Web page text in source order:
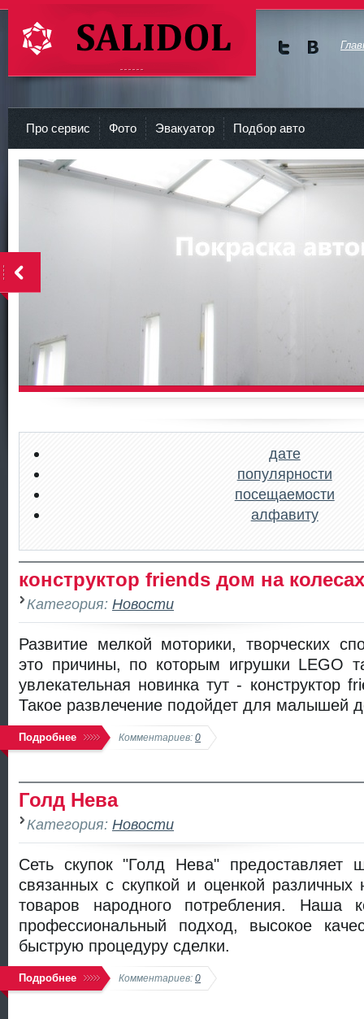
СТО Салидол | salidol в СПб и ЛО
Про сервис Фото Эвакуатор Подбор авто
дате
популярности
посещаемости
алфавиту
конструктор friends дом на колесах
Категория: Новости
Развитие мелкой моторики, творческих
это причины, по которым игрушки LEGO
увлекательная новинка тут - конструктор
Такое развлечение подойдет для малышей
Подробнее Комментариев: 0
Голд Нева
Категория: Новости
Сеть скупок "Голд Нева" предоставляет
связанных с скупкой и оценкой
товаров народного потребления. Наша
профессиональный подход, высокое
быструю процедуру сделки.
Подробнее Комментариев: 0